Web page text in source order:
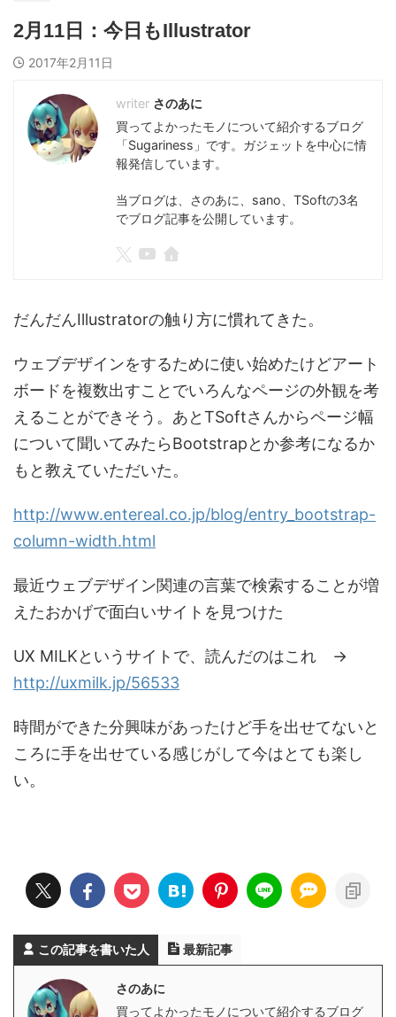
2月11日：今日もIllustrator
2017年2月11日
さのあに
買ってよかったモノについて紹介するブログ
「Sugariness」です。ガジェットを中心に情
報発信しています。
当ブログは、さのあに、sano、TSoftの3名
でブログ記事を公開しています。
だんだんIllustratorの触り方に慣れてきた。
ウェブデザインをするために使い始めたけどアート
ボードを複数出すことでいろんなページの外観を考
えることができそう。あとTSoftさんからページ幅
について聞いてみたらBootstrapとか参考になるか
もと教えていただいた。
http://www.entereal.co.jp/blog/entry_bootstrap-
column-width.html
最近ウェブデザイン関連の言葉で検索することが増
えたおかげで面白いサイトを見つけた
UX MILKというサイトで、読んだのはこれ →
http://uxmilk.jp/56533
時間ができた分興味があったけど手を出せてないと
ころに手を出せている感じがして今はとても楽し
い。
この記事を書いた人 最新記事
さのあに
買ってよかったモノについて紹介するブログ